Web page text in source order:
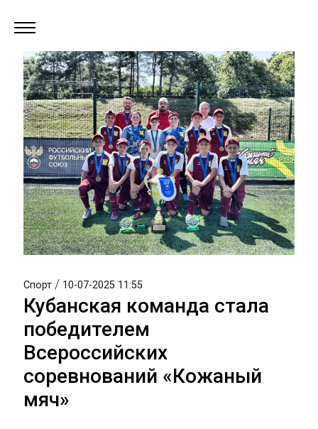
Спорт / 10-07-2025 11:55
Кубанская команда стала
победителем
Всероссийских
соревнований «Кожаный
мяч»